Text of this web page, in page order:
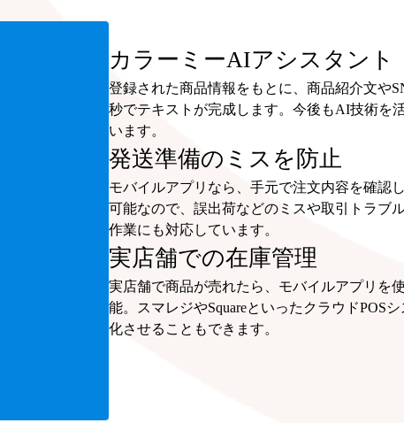
カラーミーAIアシスタント
登録された商品情報をもとに、商品紹介文や
秒でテキストが完成します。今後もAI技術を
います。
発送準備のミスを防止
モバイルアプリなら、手元で注文内容を確認
可能なので、誤出荷などのミスや取引トラブ
作業にも対応しています。
実店舗での在庫管理
実店舗で商品が売れたら、モバイルアプリを
能。スマレジやSquareといったクラウドPOS
化させることもできます。